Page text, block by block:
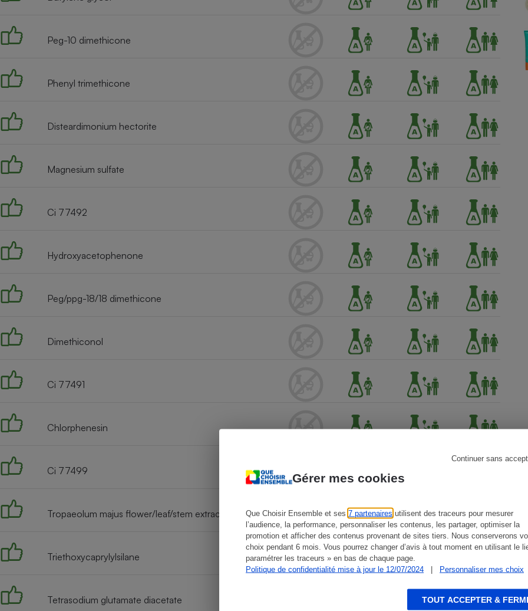
Gérer mes cookies
Que Choisir Ensemble et ses 7 partenaires utilisent des traceurs pour mesurer
l’audience, la performance, personnaliser les contenus, les partager, optimiser la
promotion et afficher des contenus provenant de sites tiers. Nous conserverons
choix pendant 6 mois. Vous pourrez changer d’avis à tout moment en utilisant le
paramétrer les traceurs » en bas de chaque page.
Politique de confidentialité mise à jour le 12/07/2024
| Personnaliser mes choix
Continuer sans
TOUT ACCEPTER &
Peg-10 dimethicone
Phenyl trimethicone
Disteardimonium hectorite
Magnesium sulfate
Ci 77492
Hydroxyacetophenone
Peg/ppg-18/18 dimethicone
Dimethiconol
Ci 77491
Chlorphenesin
Ci 77499
Tropaeolum majus flower/leaf/stem extract
Triethoxycaprylylsilane
Tetrasodium glutamate diacetate
Appareil photo
numérique
Électricité - Gaz
Lessive